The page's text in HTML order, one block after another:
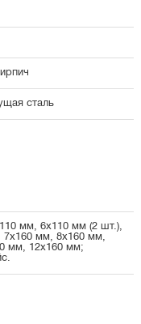
сталь
мм, 6x110 мм (2 шт.),
7x160 мм, 8x160 мм,
мм, 12x160 мм;